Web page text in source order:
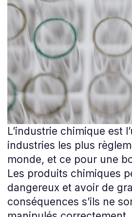
L’industrie chimique est
industries les plus
monde, et ce pour une
Les produits chimiques
dangereux et avoir de
conséquences s’ils ne